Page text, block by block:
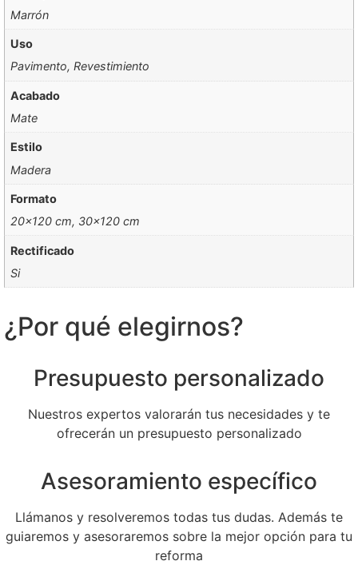
Marrón
Uso
Pavimento, Revestimiento
Acabado
Mate
Estilo
Madera
Formato
20×120 cm, 30×120 cm
Rectificado
Si
¿Por qué elegirnos?
Presupuesto personalizado
Nuestros expertos valorarán tus necesidades y te
ofrecerán un presupuesto personalizado
Asesoramiento específico
Llámanos y resolveremos todas tus dudas. Además te
guiaremos y asesoraremos sobre la mejor opción para tu
reforma